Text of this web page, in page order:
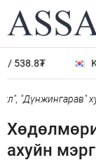
538.8₮
"Дүнжингарав"
ахуйн